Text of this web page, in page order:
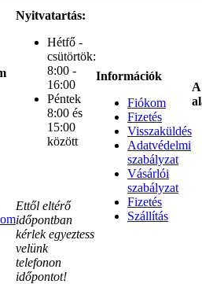
Nyitvatartás:
Hétfő -
csütörtök:
8:00 -
16:00
Péntek
8:00 és
15:00
között
Ettől eltérő
időpontban
kérlek egyeztess
velünk
telefonon
időpontot!
Információk
Fiókom
Fizetés
Visszaküldés
Adatvédelmi
szabályzat
Vásárlói
szabályzat
Fizetés
Szállítás